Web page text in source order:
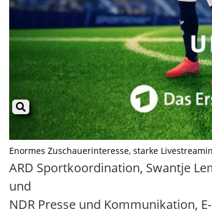
Enormes Zuschauerinteresse, starke
ARD Sportkoordination, Swantje
und
NDR Presse und Kommunikation,